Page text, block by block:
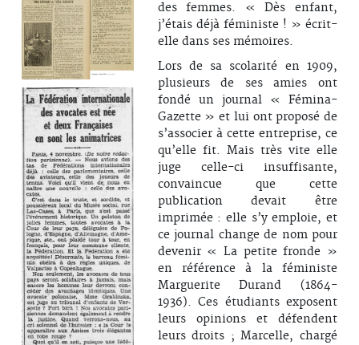
des femmes. « Dès enfant,
j’étais déjà féministe ! » écrit-
elle dans ses mémoires.
Lors de sa scolarité en 1909,
plusieurs de ses amies ont
fondé un journal « Fémina-
Gazette » et lui ont proposé de
s’associer à cette entreprise, ce
qu’elle fit. Mais très vite elle
juge celle-ci insuffisante,
convaincue que cette
publication devait être
imprimée : elle s’y emploie, et
ce journal change de nom pour
devenir « La petite fronde »
en référence à la féministe
Marguerite Durand (1864-
1936). Ces étudiants exposent
leurs opinions et défendent
leurs droits ; Marcelle, chargé